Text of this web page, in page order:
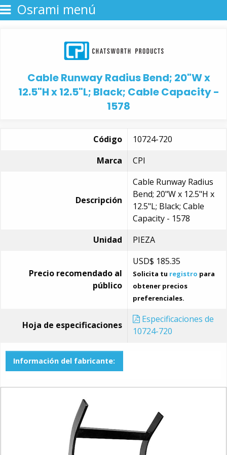
Osrami menú
Cable Runway Radius Bend; 20"W x
12.5"H x 12.5"L; Black; Cable Capacity -
1578
Código
10724-720
Marca
CPI
Descripción
Cable Runway Radius
Bend; 20"W x 12.5"H x
12.5"L; Black; Cable
Capacity - 1578
Unidad
PIEZA
Precio recomendado al
público
USD$ 185.35
Solicita tu registro para
obtener precios
preferenciales.
Hoja de especificaciones
Especificaciones de
10724-720
Información del fabricante: